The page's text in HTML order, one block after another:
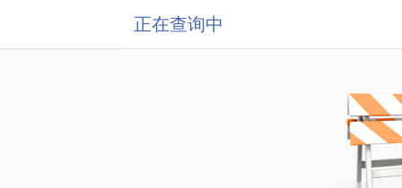
正在查询中